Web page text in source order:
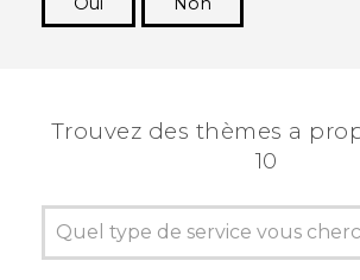
Trouvez des thèmes a
10